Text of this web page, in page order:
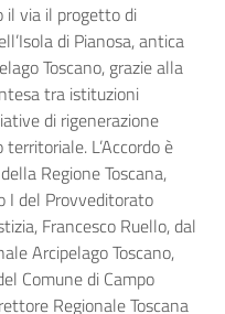
il via il progetto di
di Pianosa, antica
Toscano, grazie alla
tra istituzioni
di rigenerazione
L’Accordo è
Regione Toscana,
I del Provveditorato
Francesco Ruello, dal
Arcipelago Toscano,
Comune di Campo
Regionale Toscana